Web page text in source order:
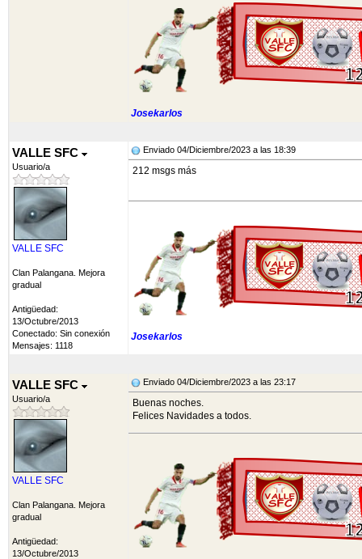
Josekarlos
VALLE SFC
Usuario/a
VALLE SFC
Clan Palangana. Mejora
gradual
Antigüedad:
13/Octubre/2013
Conectado: Sin conexión
Mensajes: 1118
Enviado 04/Diciembre/2023 a las 18:39
212 msgs más
Josekarlos
VALLE SFC
Usuario/a
VALLE SFC
Clan Palangana. Mejora
gradual
Antigüedad:
13/Octubre/2013
Enviado 04/Diciembre/2023 a las 23:17
Buenas noches.
Felices Navidades a todos.